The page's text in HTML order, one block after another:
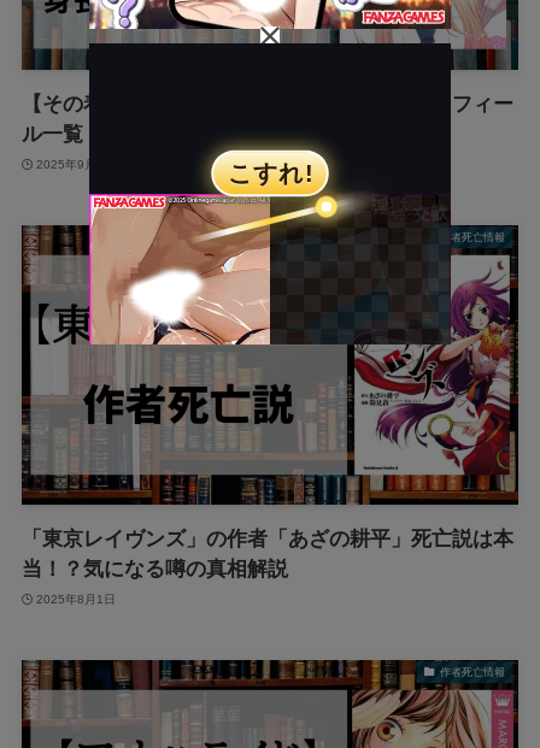
【その着せ替え人形は恋をする】登場人物プロフィー
ル一覧（誕生日・年齢・身長・名シーン解説）
2025年9月12日
作者死亡情報
「東京レイヴンズ」の作者「あざの耕平」死亡説は本
当！？気になる噂の真相解説
2025年8月1日
作者死亡情報